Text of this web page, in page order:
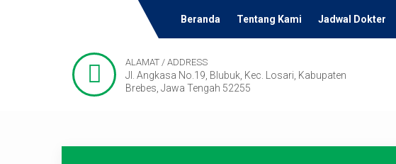
Beranda Tentang Kami Jadwal Dokter
ALAMAT / ADDRESS
Jl. Angkasa No.19, Blubuk, Kec. Losari, Kabupaten
Brebes, Jawa Tengah 52255